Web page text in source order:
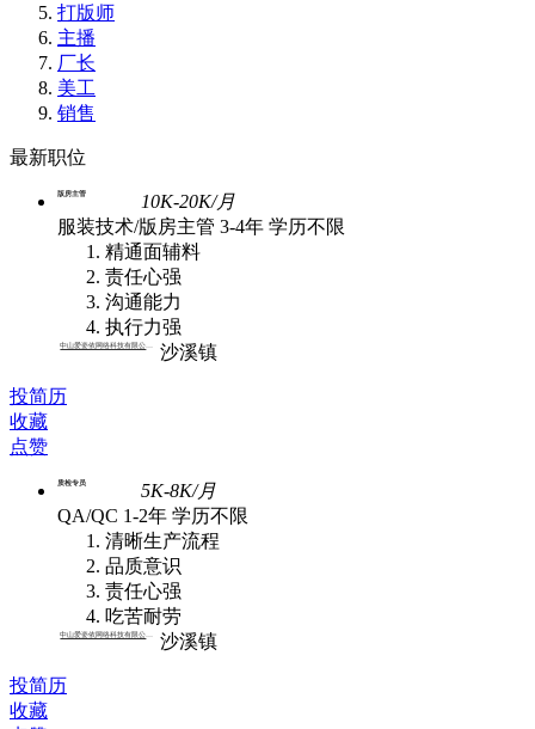
打版师
主播
厂长
美工
销售
最新职位
版房主管
10K-20K/月
服装技术/版房主管 3-4年 学历不限
精通面辅料
责任心强
沟通能力
执行力强
沙溪镇
投简历
收藏
点赞
质检专员
5K-8K/月
QA/QC 1-2年 学历不限
清晰生产流程
品质意识
责任心强
吃苦耐劳
沙溪镇
投简历
收藏